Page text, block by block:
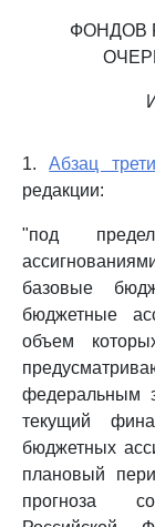
ФОНДОВ
1.Абзац
редакции:
"под
базовые
бюджетные
объем
федеральным
текущий
бюджетных
плановый
прогноза